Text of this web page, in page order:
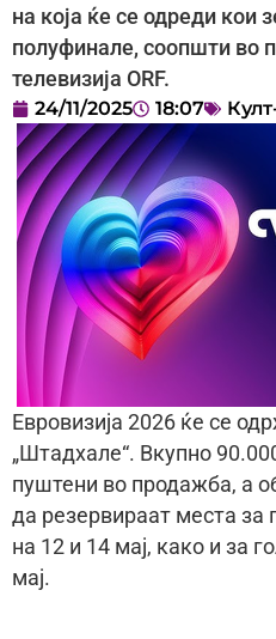
на која ќе се одреди кои
полуфинале, соопшти во
телевизија ORF.
24/11/2025 18:07
Евровизија 2026 ќе се
„Штадхале“. Вкупно
пуштени во продажба, а
да резервираат места за
на 12 и 14 мај, како и за
мај.